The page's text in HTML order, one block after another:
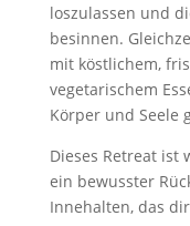
loszulassen und
besinnen.
mit köstlichem,
vegetarischem
Körper und Seele
Dieses Retreat ist
ein bewusster
Innehalten, das